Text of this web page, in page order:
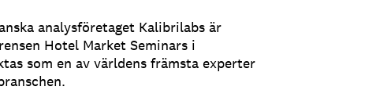
analysföretaget Kalibrilabs är
Hotel Market Seminars i
som en av världens främsta experter